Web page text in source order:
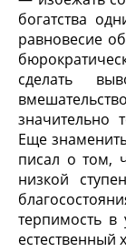
богатства
равновесие
сделать
значительно
Еще
писал о том,
низкой
терпимость в
естественный